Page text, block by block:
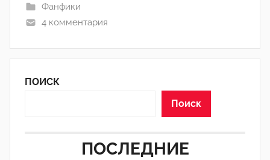
Фанфики
4 комментария
ПОИСК
Поиск
ПОСЛЕДНИЕ